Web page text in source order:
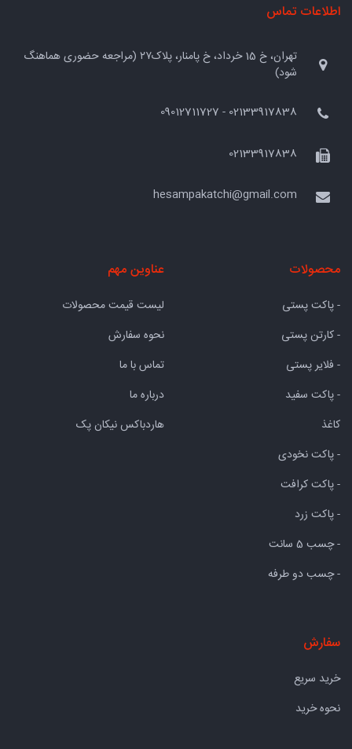
اطلاعات تماس
تهران، خ 15 خرداد، خ پامنار، پلاک۲۷ (مراجعه حضوری هماهنگ
شود)
02133917838 - 09012711727
02133917838
hesampakatchi@gmail.com
محصولات
- پاکت پستی
- کارتن پستی
- فلایر پستی
- پاکت سفید
کاغذ
- پاکت نخودی
- پاکت کرافت
- پاکت زرد
- چسب 5 سانت
- چسب دو طرفه
عناوین مهم
لیست قیمت محصولات
نحوه سفارش
تماس با ما
درباره ما
هاردباکس نیکان پک
سفارش
خرید سریع
نحوه خرید